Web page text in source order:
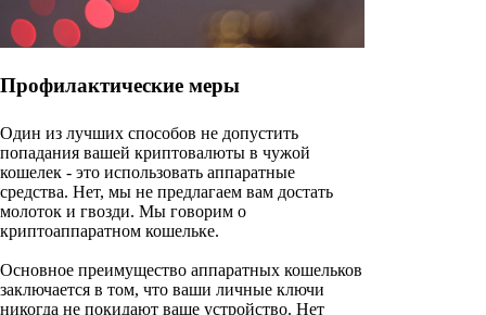
Профилактические меры
Один из лучших способов не допустить
попадания вашей криптовалюты в чужой
кошелек - это использовать аппаратные
средства. Нет, мы не предлагаем вам достать
молоток и гвозди. Мы говорим о
криптоаппаратном кошельке.
Основное преимущество аппаратных кошельков
заключается в том, что ваши личные ключи
никогда не покидают ваше устройство. Нет